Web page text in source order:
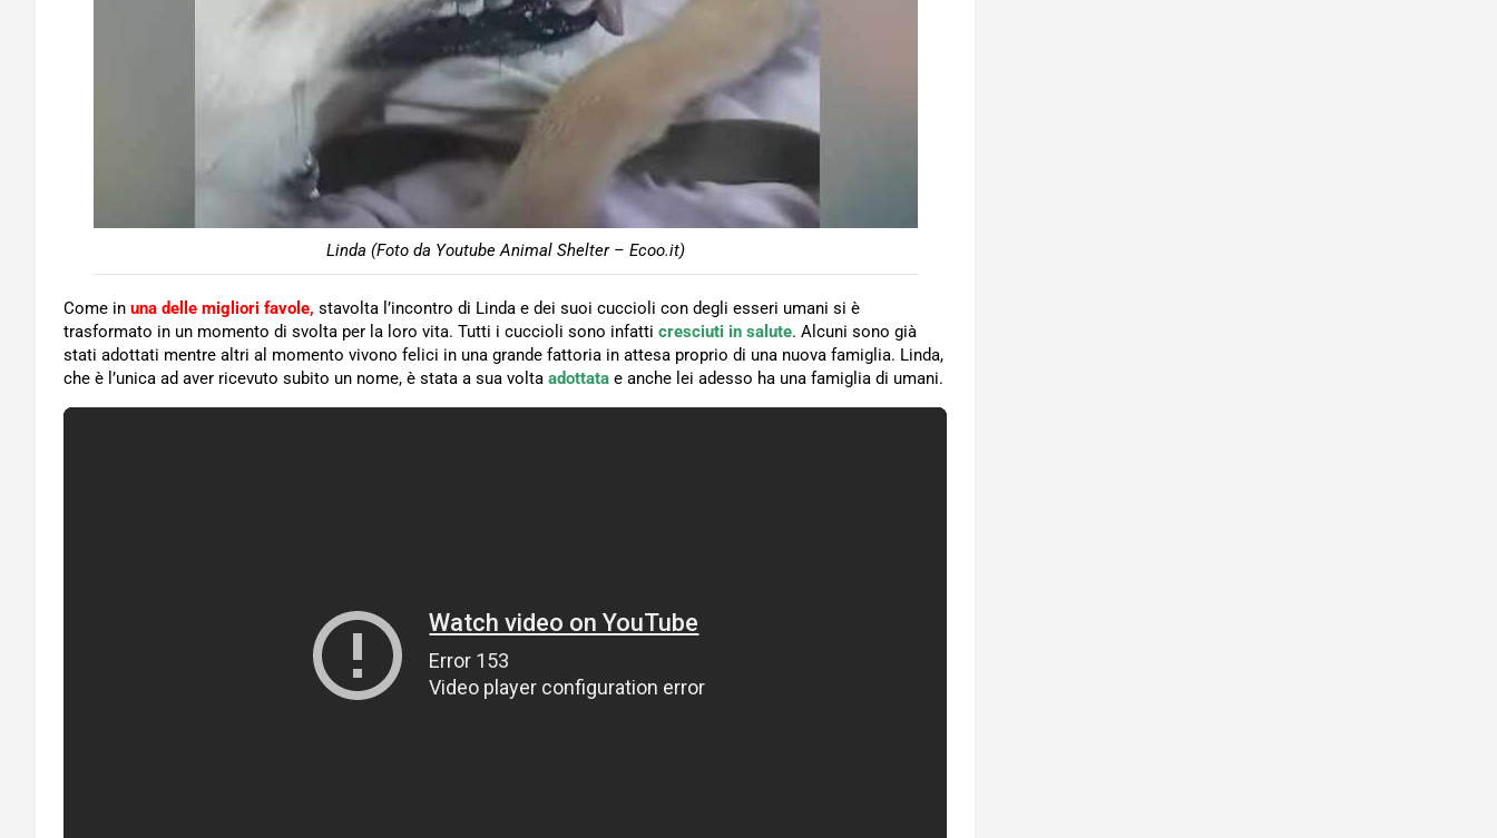
Linda (Foto da Youtube Animal Shelter – Ecoo.it)
Come in una delle migliori favole, stavolta l’incontro di Linda e dei suoi cuccioli con degli esseri umani si è
trasformato in un momento di svolta per la loro vita. Tutti i cuccioli sono infatti cresciuti in salute. Alcuni sono già
stati adottati mentre altri al momento vivono felici in una grande fattoria in attesa proprio di una nuova famiglia. Linda,
che è l’unica ad aver ricevuto subito un nome, è stata a sua volta adottata e anche lei adesso ha una famiglia di umani.